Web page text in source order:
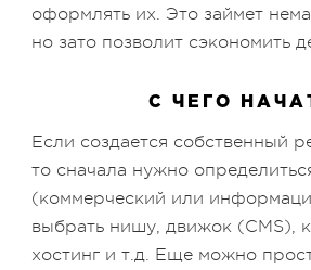
оформлять их. Это займет
но зато позволит сэкономить
С ЧЕГО
Если создается собственный
то сначала нужно
(коммерческий или
выбрать нишу, движок (CMS),
хостинг и т.д. Еще можно